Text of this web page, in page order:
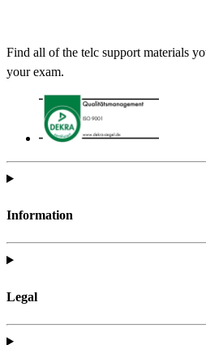
Find all of the telc support materials
your exam.
Information
Legal